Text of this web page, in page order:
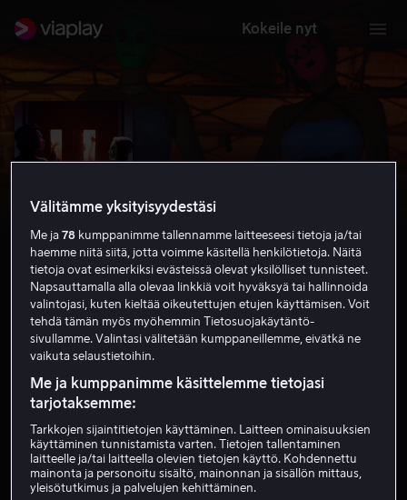
Kokeile nyt
Tragedy Girls
6.0 Komedia
HD
Vuokraa 3,99 €
Katso traileri
Välitämme yksityisyydestäsi
Me ja78 kumppanimme tallennamme laitteeseesi tietoja ja/tai
haemme niitä siitä, jotta voimme käsitellä henkilötietoja. Näitä
tietoja ovat esimerkiksi evästeissä olevat yksilölliset tunnisteet.
Napsauttamalla alla olevaa linkkiä voit hyväksyä tai hallinnoida
valintojasi, kuten kieltää oikeutettujen etujen käyttämisen. Voit
tehdä tämän myös myöhemmin Tietosuojakäytäntö-
sivullamme. Valintasi välitetään kumppaneillemme, eivätkä ne
vaikuta selaustietoihin.
Me ja kumppanimme käsittelemme tietojasi
tarjotaksemme:
Tarkkojen sijaintitietojen käyttäminen. Laitteen ominaisuuksien
käyttäminen tunnistamista varten. Tietojen tallentaminen
laitteelle ja/tai laitteella olevien tietojen käyttö. Kohdennettu
mainonta ja personoitu sisältö, mainonnan ja sisällön mittaus,
yleisötutkimus ja palvelujen kehittäminen.